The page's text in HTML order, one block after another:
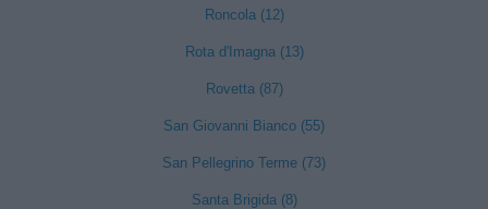
Roncola (12)
Rota d'Imagna (13)
Rovetta (87)
San Giovanni Bianco (55)
San Pellegrino Terme (73)
Santa Brigida (8)